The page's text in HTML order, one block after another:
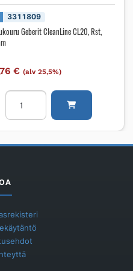
3311809
Geberit CleanLine CL20, Rst,
€ (alv 25,5%)
Suihkukouru
Geberit
CleanLine
Rst,